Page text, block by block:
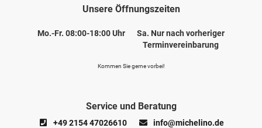
Unsere Öffnungszeiten
Mo.-Fr. 08:00-18:00 Uhr
Sa. Nur nach vorheriger
Terminvereinbarung
Kommen Sie gerne vorbei!
Service und Beratung
+49 2154 47026610 info@michelino.de